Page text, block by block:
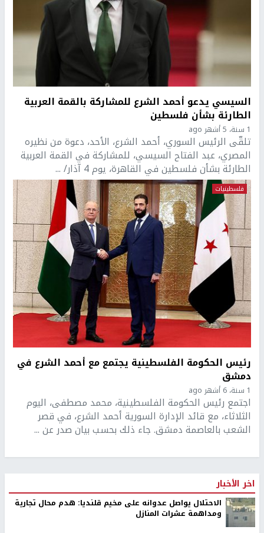
السيسي يدعو أحمد الشرع للمشاركة بالقمة العربية
الطارئة بشأن فلسطين
1 سنة، 5 أشهر ago
تلقّى الرئيس السوري، أحمد الشرع، الأحد، دعوة من نظيره
المصري، عبد الفتاح السيسي، للمشاركة في القمة العربية
الطارئة بشأن فلسطين في القاهرة، يوم 4 آذار/ ...
فلسطينيات
رئيس الحكومة الفلسطينية يجتمع مع أحمد الشرع في
دمشق
1 سنة، 6 أشهر ago
اجتمع رئيس الحكومة الفلسطينية، محمد مصطفى، اليوم
الثلاثاء، مع قائد الإدارة السورية أحمد الشرع، في قصر
الشعب بالعاصمة دمشق. جاء ذلك بحسب بيان صدر عن ...
اخر الأخبار
الاحتلال يواصل عدوانه على مخيم قلنديا: هدم محال تجارية
ومداهمة عشرات المنازل